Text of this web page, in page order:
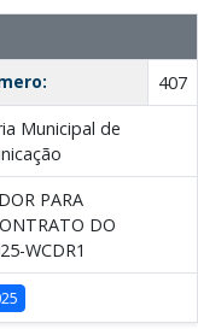
407
Municipal de
PARA
DO
WCDR1